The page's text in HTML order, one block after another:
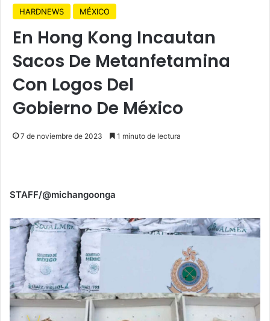
HARDNEWS MÉXICO
En Hong Kong Incautan
Sacos De Metanfetamina
Con Logos Del
Gobierno De México
7 de noviembre de 2023 1 minuto de lectura
STAFF/@michangoonga